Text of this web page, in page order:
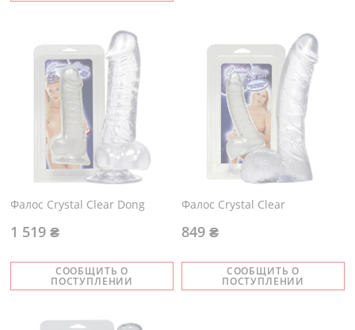
Фалос Crystal Clear Dong
СООБЩИТЬ О
ПОСТУПЛЕНИИ
1 519 ₴
Фалос Crystal Clear
СООБЩИТЬ О
ПОСТУПЛЕНИИ
849 ₴